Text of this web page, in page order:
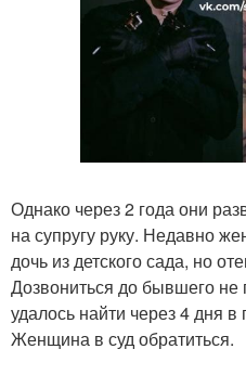
Однако через 2 года они
на супругу руку. Недавно
дочь из детского сада, но
Дозвониться до бывшего не
удалось найти через 4 дня
Женщина в суд обратиться.